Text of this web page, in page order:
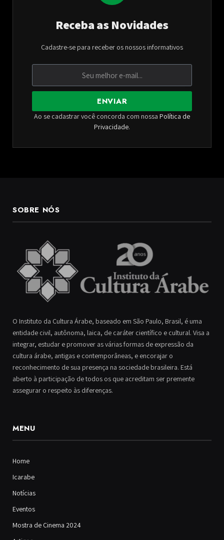
Receba as Novidades
Cadastre-se para receber os nossos informativos
ENVIAR
Ao se cadastrar você concorda com nossa Política de
Privacidade.
SOBRE NÓS
O Instituto da Cultura Árabe, baseado em São Paulo, Brasil, é uma
entidade civil, autônoma, laica, de caráter científico e cultural. Visa a
integrar, estudar e promover as várias formas de expressão da
cultura árabe, antigas e contemporâneas, e encorajar o
reconhecimento de sua presença na sociedade brasileira. Está
aberto à participação de todos os que acreditam ser premente
assegurar o respeito às diferenças.
MENU
Home
Icarabe
Notícias
Eventos
Mostra de Cinema 2024